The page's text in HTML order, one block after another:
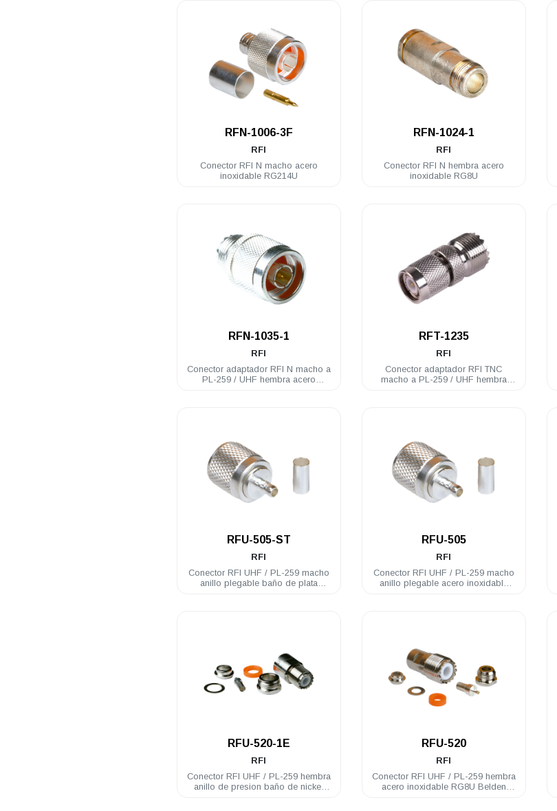
RFN-1006-3F
RFI
Conector RFI N macho acero
inoxidable RG214U
RFN-1024-1
RFI
Conector RFI N hembra acero
inoxidable RG8U
RFN-1035-1
RFI
Conector adaptador RFI N macho a
PL-259 / UHF hembra acero
RFT-1235
RFI
Conector adaptador RFI TNC
macho a PL-259 / UHF hembra
RFU-505-ST
RFI
Conector RFI UHF / PL-259 macho
anillo plegable baño de plata
RFU-505
RFI
Conector RFI UHF / PL-259 macho
anillo plegable acero inoxidable
RFU-520-1E
RFI
Conector RFI UHF / PL-259 hembra
anillo de presion baño de nickel
RFU-520
RFI
Conector RFI UHF / PL-259 hembra
acero inoxidable RG8U Belden